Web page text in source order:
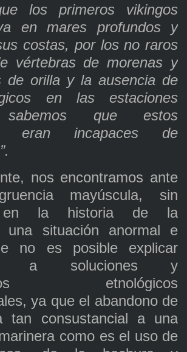
los primeros vikingos
en mares profundos y
costas, por los no raros
vértebras de morenas y
de orilla y la ausencia de
en las estaciones
sabemos que estos
eran incapaces de
nos encontramos ante
mayúscula, sin
en la historia de la
una situación anormal e
no es posible explicar
a soluciones y
etnológicos
ya que el abandono de
tan consustancial a una
como es el uso de